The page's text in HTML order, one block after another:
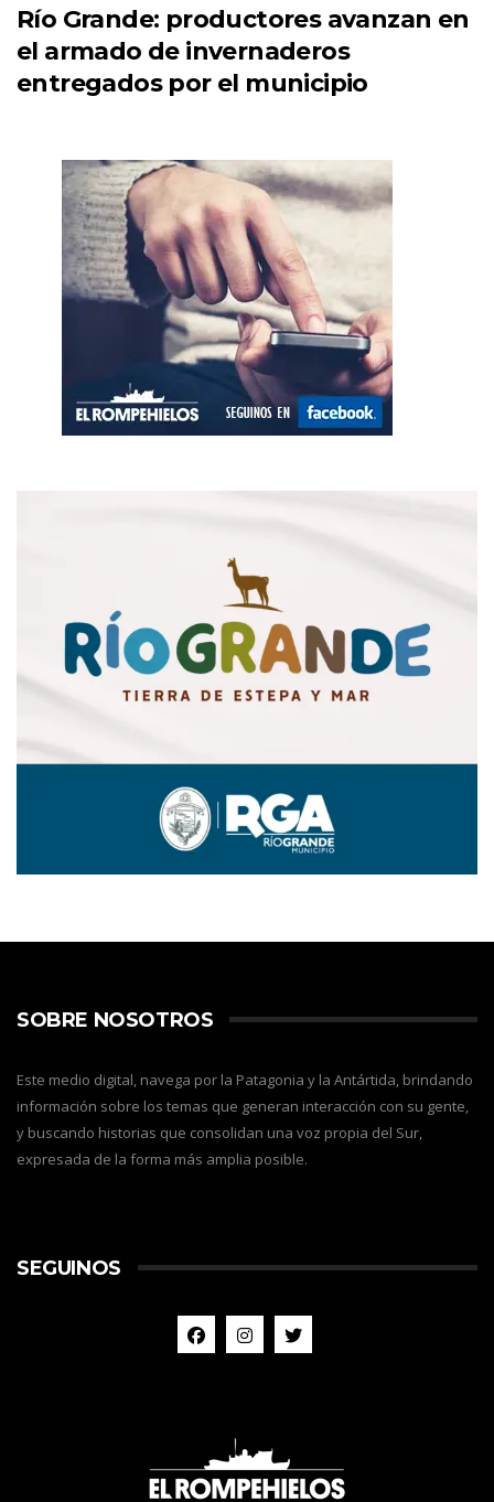
Río Grande: productores avanzan en
el armado de invernaderos
entregados por el municipio
SOBRE NOSOTROS
Este medio digital, navega por la Patagonia y la Antártida, brindando
información sobre los temas que generan interacción con su gente,
y buscando historias que consolidan una voz propia del Sur,
expresada de la forma más amplia posible.
SEGUINOS